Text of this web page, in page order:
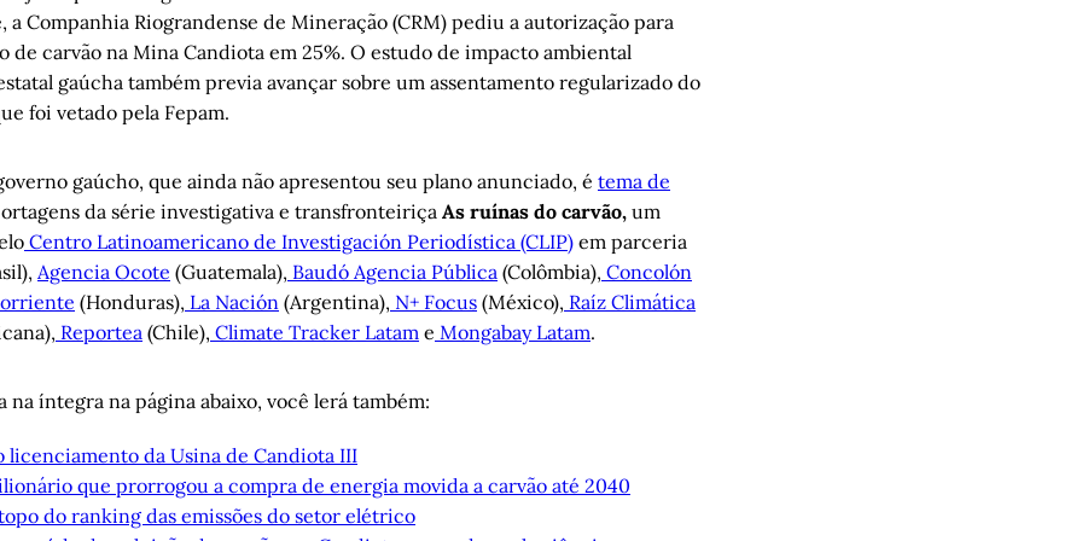
a Companhia Riograndense de Mineração (CRM) pediu a autorização para
de carvão na Mina Candiota em 25%. O estudo de impacto ambiental
gaúcha também previa avançar sobre um assentamento regularizado do
foi vetado pela Fepam.
gaúcho, que ainda não apresentou seu plano anunciado, é tema de
da série investigativa e transfronteiriça As ruínas do carvão, um
Centro Latinoamericano de Investigación Periodística (CLIP) em parceria
Agencia Ocote (Guatemala), Baudó Agencia Pública (Colômbia), Concolón
(Honduras), La Nación (Argentina), N+ Focus (México), Raíz Climática
Reportea (Chile), Climate Tracker Latam e Mongabay Latam.
na íntegra na página abaixo, você lerá também:
licenciamento da Usina de Candiota III
que prorrogou a compra de energia movida a carvão até 2040
do ranking das emissões do setor elétrico